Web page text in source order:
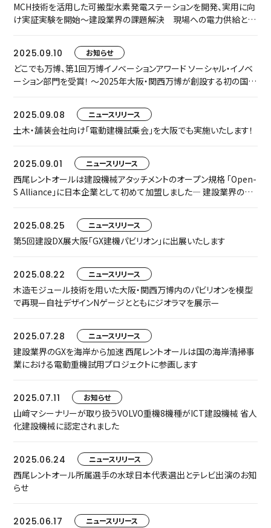
MCH技術を活用した可搬型水素発電ステーションを開発、実用に向
け実証実験を開始～建設業界の課題解決 現場への電力供給と
2025.09.10
お知らせ
どこでも万博、第1回万博イノベーションアワード ソーシャル・イノベ
ーション部門を受賞！ ～2025年大阪・関西万博が創設する初の国際
2025.09.08
ニュースリリース
土木・舗装会社向け「電動建機試乗会」を大阪でも実施いたします！
2025.09.01 ニュースリリース
西尾レントオールは建設機械アタッチメントのオープン規格 「Open-
S Alliance」に日本企業として初めて加盟しました― 建設業界の生
2025.08.25
ニュースリリース
第5回建設DX展大阪「GX建機パビリオン」に出展いたします
2025.08.22 ニュースリリース
木造モジュール技術を用いた大阪・関西万博内のパビリオンを模型
で再現—自社デザインNゲージとともにジオラマを展示—
2025.07.28 ニュースリリース
建設業界のGXを海岸から加速 西尾レントオールは国の海岸清掃事
業における電動重機試用プロジェクトに参画します
2025.07.11 お知らせ
山﨑マシーナリーが取り扱うVOLVO重機8機種がICT建設機械 省人
化建設機械に認定されました
2025.06.24 ニュースリリース
西尾レントオール所属選手の水球日本代表選出とテレビ出演のお知
らせ
2025.06.17 ニュースリリース